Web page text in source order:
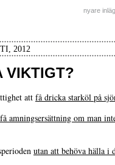
nyare
2012
VIKTIGT?
att få dricka starköl på
amningsersättning om man
utan att behöva hälla i